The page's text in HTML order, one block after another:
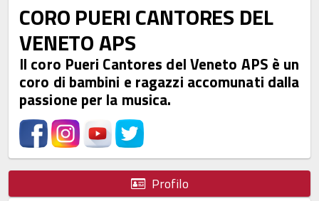
CORO PUERI CANTORES DEL
VENETO APS
Il coro Pueri Cantores del Veneto APS è un
coro di bambini e ragazzi accomunati dalla
passione per la musica.
Profilo